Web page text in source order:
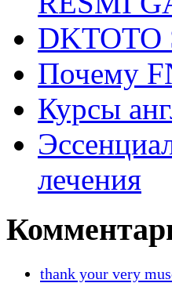
DKTOTO
Почему
Курсы
лечения
thank your very